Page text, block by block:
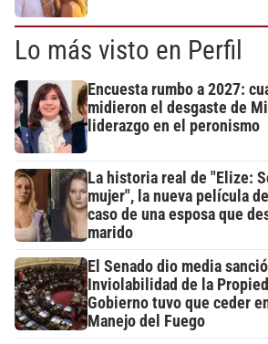
Lo más visto en Perfil
Encuesta rumbo a 2027:
midieron el desgaste de
liderazgo en el peronismo
La historia real de "Elize:
mujer", la nueva película
caso de una esposa que
marido
El Senado dio media
Inviolabilidad de la
Gobierno tuvo que ceder
Manejo del Fuego